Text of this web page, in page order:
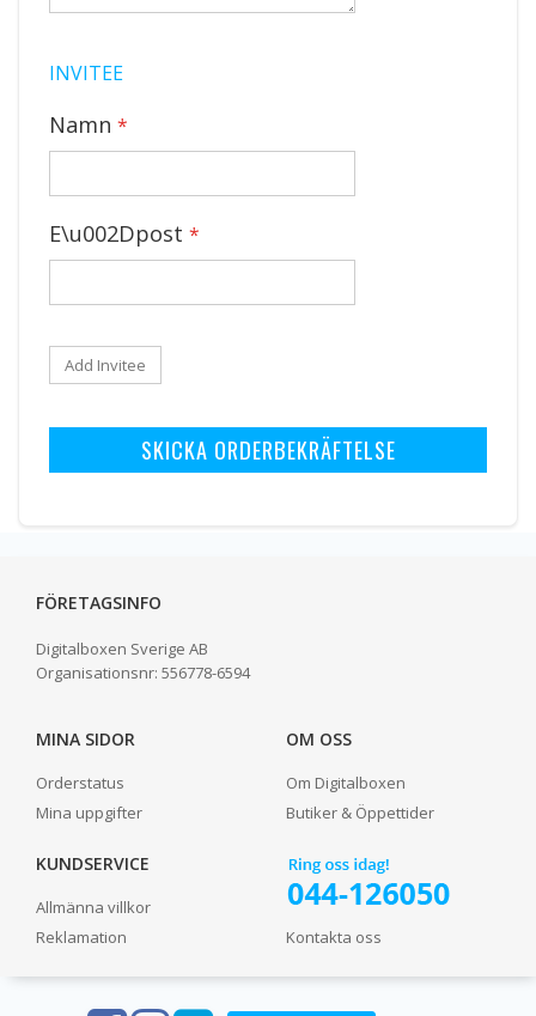
INVITEE
Namn
E\u002Dpost
Add Invitee
SKICKA ORDERBEKRÄFTELSE
FÖRETAGSINFO
Digitalboxen Sverige AB
Organisationsnr: 556778-6594
MINA SIDOR
Orderstatus
Mina uppgifter
OM OSS
Om Digitalboxen
Butiker & Öppettider
KUNDSERVICE
Allmänna villkor
Reklamation
Kontakta oss